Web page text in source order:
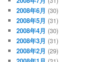
2008年6月 (30)
2008年5月 (31)
2008年4月 (30)
2008年3月 (31)
2008年2月 (29)